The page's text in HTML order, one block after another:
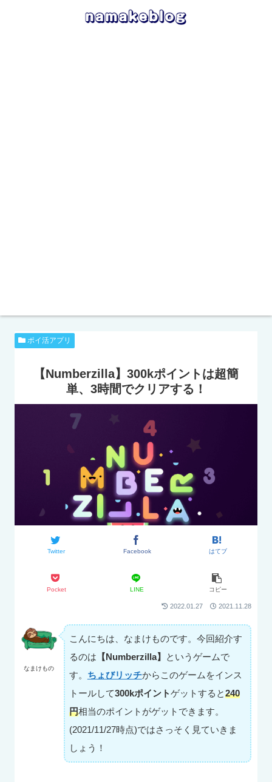
ポイ活アプリ
【Numberzilla】300kポイントは超簡
単、3時間でクリアする！
Twitter Facebook はてブ
Pocket LINE コピー
2022.01.27 2021.11.28
なまけもの
こんにちは、なまけものです。今回紹介す
るのは 【Numberzilla】
というゲームで
す。 ちょびリッチからこのゲームをインス
トールして300kポイントゲットすると240
円相当のポイントがゲットできます。
(2021/11/27時点)ではさっそく見ていきま
しょう！